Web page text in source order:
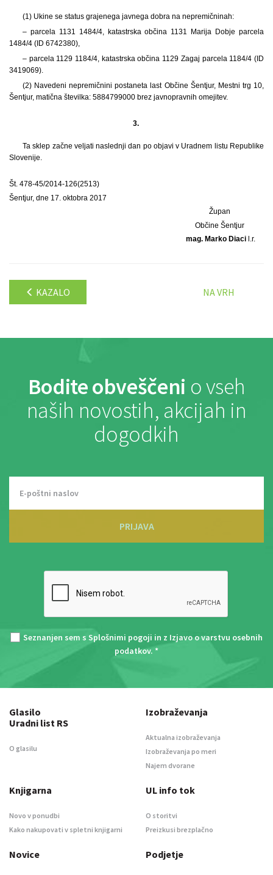
(1) Ukine se status grajenega javnega dobra na nepremičninah:
– parcela 1131 1484/4, katastrska občina 1131 Marija Dobje parcela
1484/4 (ID 6742380),
– parcela 1129 1184/4, katastrska občina 1129 Zagaj parcela 1184/4 (ID
3419069).
(2) Navedeni nepremičnini postaneta last Občine Šentjur, Mestni trg 10,
Šentjur, matična številka: 5884799000 brez javnopravnih omejitev.
3.
Ta sklep začne veljati naslednji dan po objavi v Uradnem listu Republike
Slovenije.
Št. 478-45/2014-126(2513)
Šentjur, dne 17. oktobra 2017
Župan
Občine Šentjur
mag. Marko Diacil.r.
KAZALO NA VRH
Bodite obveščeni o vseh
naših novostih, akcijah in
dogodkih
PRIJAVA
Seznanjen sem s Splošnimi pogoji in z Izjavo o varstvu osebnih
podatkov. *
Glasilo
Uradni list RS
O glasilu
Izobraževanja
Aktualna izobraževanja
Izobraževanja po meri
Najem dvorane
Knjigarna
Novo v ponudbi
Kako nakupovati v spletni knjigarni
UL info tok
O storitvi
Preizkusi brezplačno
Novice Podjetje